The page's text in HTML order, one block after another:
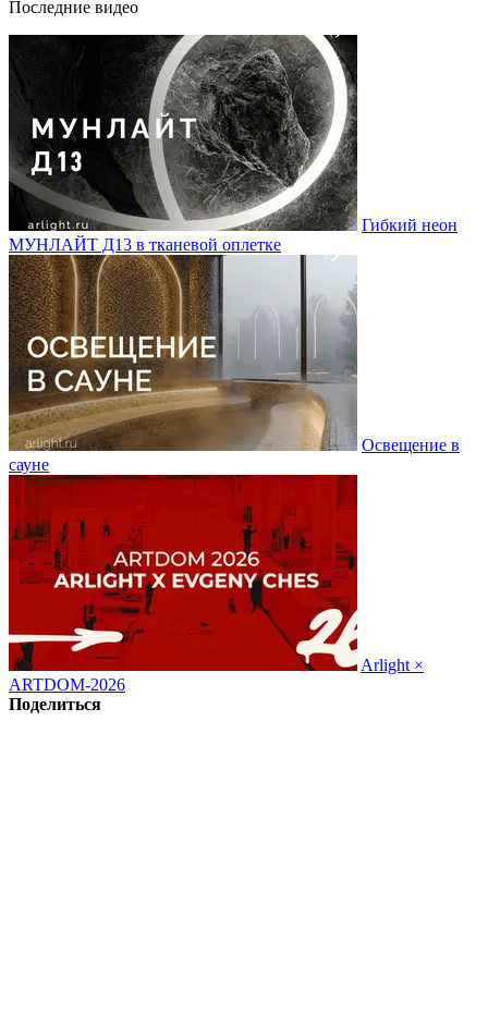
Последние видео
Гибкий неон
МУНЛАЙТ Д13 в тканевой оплетке
Освещение в
сауне
Arlight ×
ARTDOM-2026
Поделиться